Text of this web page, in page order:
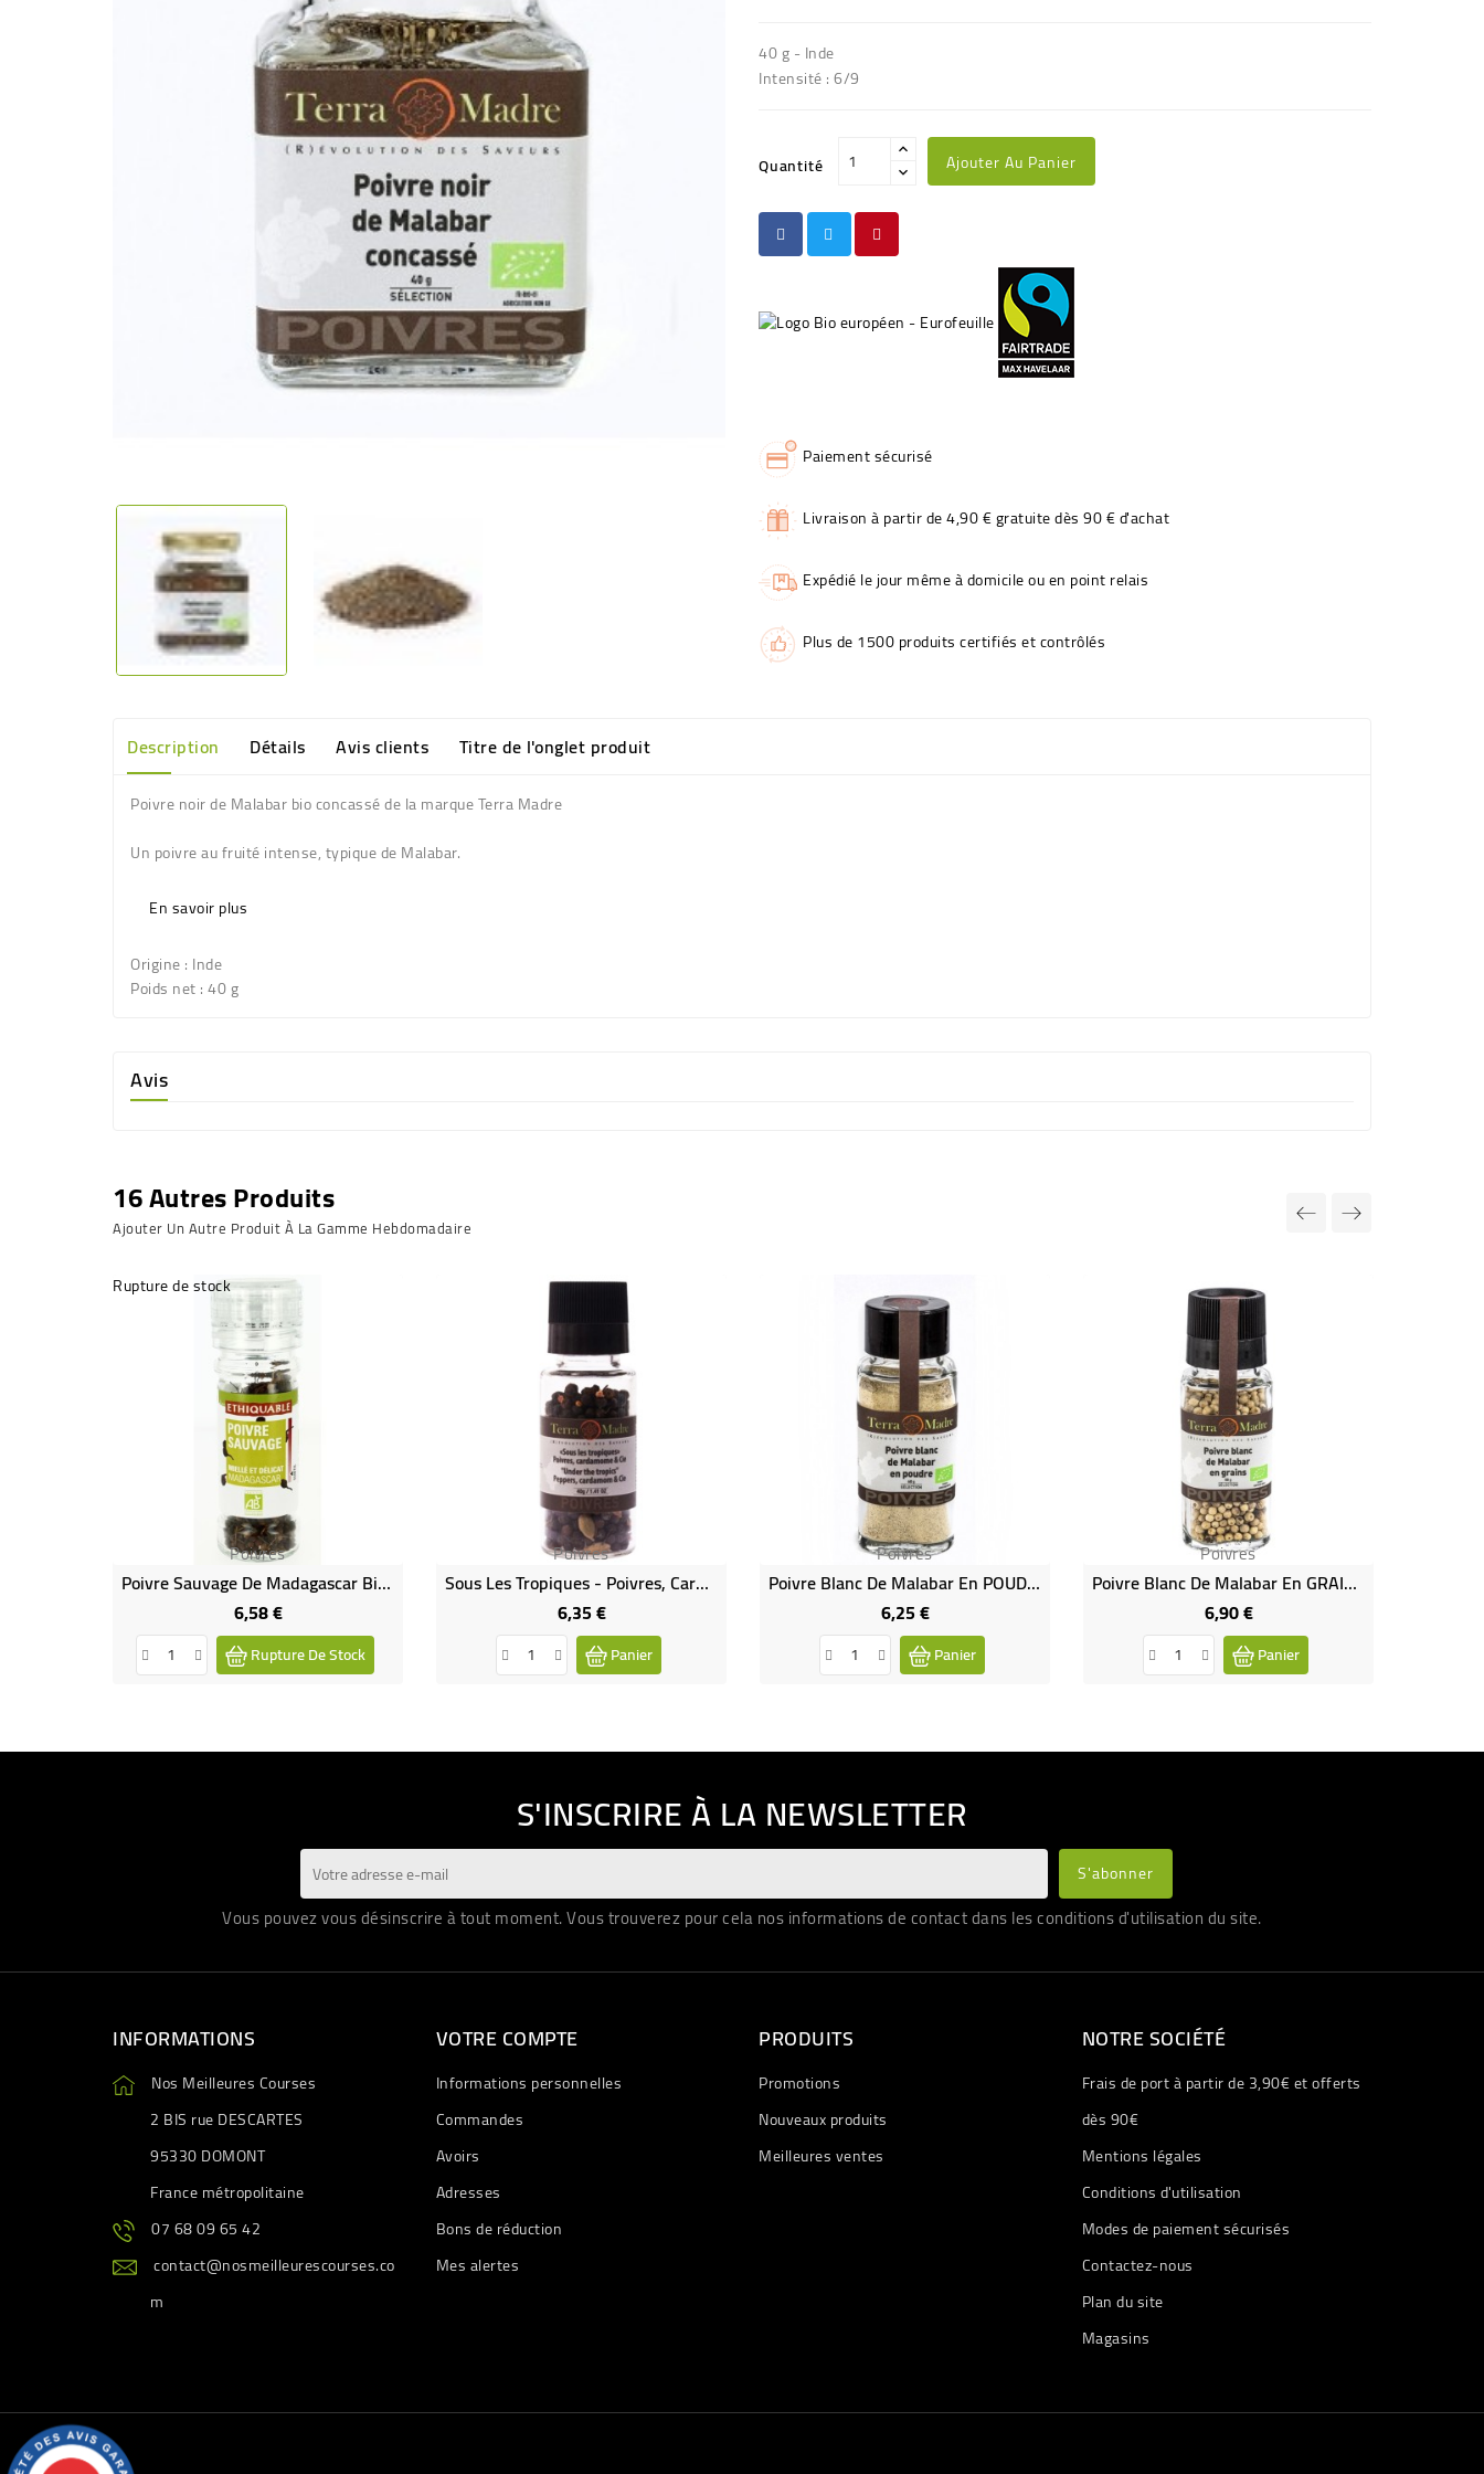
40 g - Inde
Intensité : 6/9
Quantité Ajouter Au Panier
Paiement sécurisé
Livraison à partir de 4,90 € gratuite dès 90 € d'achat
Expédié le jour même à domicile ou en point relais
Plus de 1500 produits certifiés et contrôlés
Description Détails Avis clients Titre de l'onglet produit
Poivre noir de Malabar bio concassé de la marque Terra Madre
Un poivre au fruité intense, typique de Malabar.
En savoir plus
Origine : Inde
Poids net :40 g
Avis
16 Autres Produits
Ajouter Un Autre Produit À La Gamme Hebdomadaire
Rupture de stock
Poivres
Poivre Sauvage De Madagascar Bio & Équitable
6,58 €Prix
Rupture De Stock
Poivres
Sous Les Tropiques - Poivres, Cardamone & Cie Bio
6,35 €Prix
Panier
Poivres
Poivre Blanc De Malabar En POUDRE Bio
6,25 €Prix
Panier
Poivres
Poivre Blanc De Malabar En GRAINS Bio
6,90 €Prix
Panier
S'INSCRIRE À LA NEWSLETTER
Vous pouvez vous désinscrire à tout moment. Vous trouverez pour cela nos informations de contact dans les conditions d'utilisation du site.
INFORMATIONS
Nos Meilleures Courses
2 BIS rue DESCARTES
95330 DOMONT
France métropolitaine
07 68 09 65 42
contact@nosmeilleurescourses.co
m
VOTRE COMPTE
Informations personnelles
Commandes
Avoirs
Adresses
Bons de réduction
Mes alertes
PRODUITS
Promotions
Nouveaux produits
Meilleures ventes
NOTRE SOCIÉTÉ
Frais de port à partir de 3,90€ et offerts
dès 90€
Mentions légales
Conditions d'utilisation
Modes de paiement sécurisés
Contactez-nous
Plan du site
Magasins